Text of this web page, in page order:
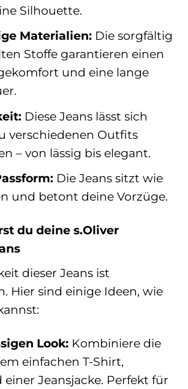
Silhouette.
Materialien:Die sorgfältig
Stoffe garantieren einen
und eine lange
Diese Jeans lässt sich
verschiedenen Outfits
– von lässig bis elegant.
Die Jeans sitzt wie
und betont deine Vorzüge.
du deine s.Oliver
dieser Jeans ist
Hier sind einige Ideen, wie
Look: Kombiniere die
einfachen T-Shirt,
einer Jeansjacke. Perfekt für